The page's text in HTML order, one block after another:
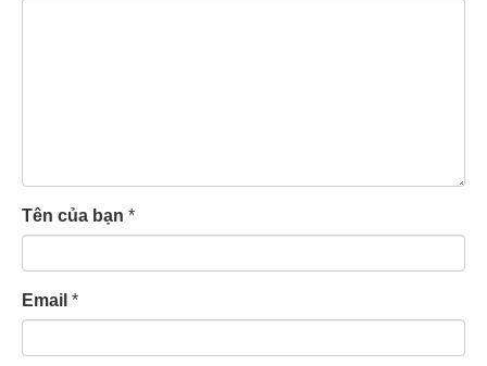
Tên của bạn *
Email *